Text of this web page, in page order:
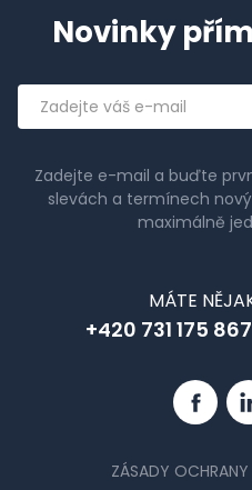
Novinky
Emailová
adresa
Zadejte e-mail a buďte
slevách a termínech
maximálně
MÁTE
+420 731 175 867
ZÁSADY